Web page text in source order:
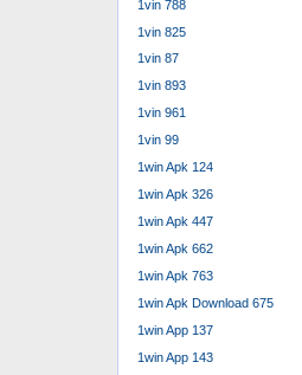
1vin 788
1vin 825
1vin 87
1vin 893
1vin 961
1vin 99
1win Apk 124
1win Apk 326
1win Apk 447
1win Apk 662
1win Apk 763
1win Apk Download 675
1win App 137
1win App 143